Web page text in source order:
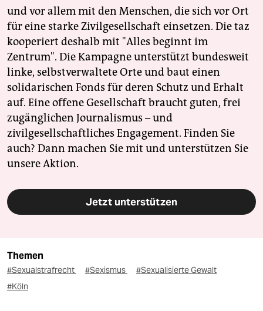
und vor allem mit den Menschen, die sich vor Ort
für eine starke Zivilgesellschaft einsetzen. Die taz
kooperiert deshalb mit "Alles beginnt im
Zentrum". Die Kampagne unterstützt bundesweit
linke, selbstverwaltete Orte und baut einen
solidarischen Fonds für deren Schutz und Erhalt
auf. Eine offene Gesellschaft braucht guten, frei
zugänglichen Journalismus – und
zivilgesellschaftliches Engagement. Finden Sie
auch? Dann machen Sie mit und unterstützen Sie
unsere Aktion.
Jetzt unterstützen
Themen
#Sexualstrafrecht #Sexismus
#Sexualisierte Gewalt
#Köln